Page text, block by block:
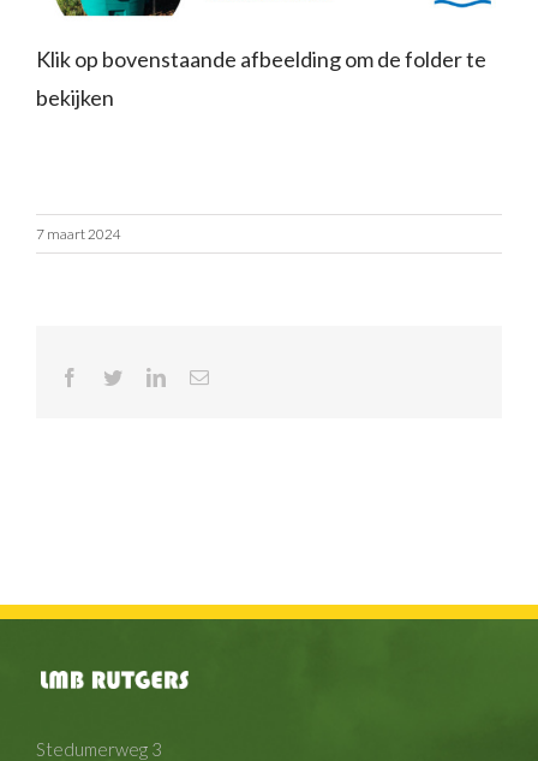
Klik op bovenstaande afbeelding om de folder te
bekijken
7 maart 2024
Facebook LinkedInE-
Stedumerweg 3